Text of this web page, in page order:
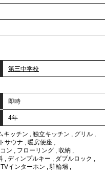
第三中学校
即時
4年
キッチン , 独立キッチン , グリル ,
サウナ , 暖房便座 ,
ン , フローリング , 収納 ,
, ディンプルキー , ダブルロック ,
TVインターホン ,駐輪場 ,